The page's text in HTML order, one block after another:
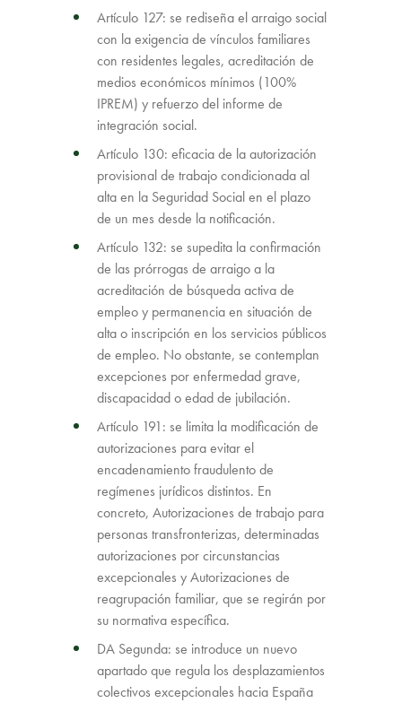
Artículo 127: se rediseña el arraigo social
con la exigencia de vínculos familiares
con residentes legales, acreditación de
medios económicos mínimos (100%
IPREM) y refuerzo del informe de
integración social.
Artículo 130: eficacia de la autorización
provisional de trabajo condicionada al
alta en la Seguridad Social en el plazo
de un mes desde la notificación.
Artículo 132: se supedita la confirmación
de las prórrogas de arraigo a la
acreditación de búsqueda activa de
empleo y permanencia en situación de
alta o inscripción en los servicios públicos
de empleo. No obstante, se contemplan
excepciones por enfermedad grave,
discapacidad o edad de jubilación.
Artículo 191: se limita la modificación de
autorizaciones para evitar el
encadenamiento fraudulento de
regímenes jurídicos distintos. En
concreto, Autorizaciones de trabajo para
personas transfronterizas, determinadas
autorizaciones por circunstancias
excepcionales y Autorizaciones de
reagrupación familiar, que se regirán por
su normativa específica.
DA Segunda: se introduce un nuevo
apartado que regula los desplazamientos
colectivos excepcionales hacia España